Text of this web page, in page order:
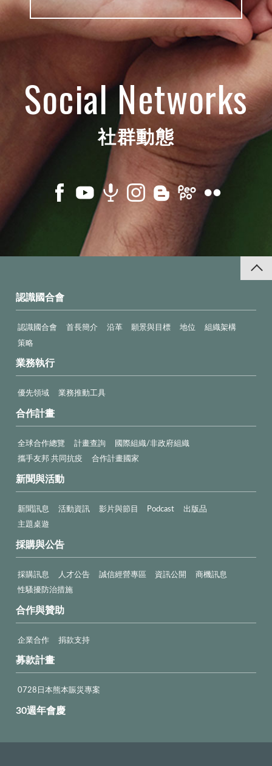
Social Networks
社群動態
認識國合會
認識國合會 首長簡介 沿革 願景與目標 地位
組織架構
策略
業務執行
優先領域 業務推動工具
合作計畫
全球合作總覽 計畫查詢
國際組織/非政府組織
攜手友邦 共同抗疫
合作計畫國家
新聞與活動
新聞訊息 活動資訊 影片與節目 Podcast
出版品
主題桌遊
採購與公告
採購訊息 人才公告 誠信經營專區 資訊公開
商機訊息
性騷擾防治措施
合作與贊助
企業合作 捐款支持
募款計畫
0728日本熊本賑災專案
30週年會慶